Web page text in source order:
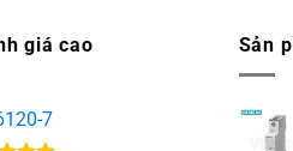
giá cao
7
Sản